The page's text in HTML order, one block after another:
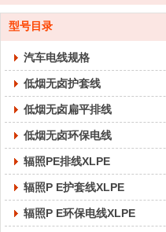
型号目录
汽车电线规格
低烟无卤护套线
低烟无卤扁平排线
低烟无卤环保电线
辐照PE排线XLPE
辐照P E护套线XLPE
辐照P E环保电线XLPE